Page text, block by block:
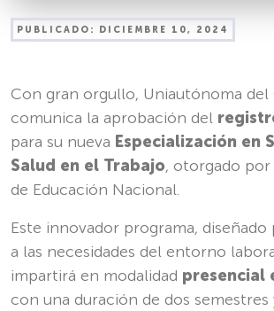
PUBLICADO: DICIEMBRE 10, 2024
Con gran orgullo, Uniautónoma del
comunica la aprobación del
para su nueva Especialización en
Salud en el Trabajo, otorgado
de Educación Nacional.
Este innovador programa,
a las necesidades del entorno
impartirá en modalidad presencial
con una duración de dos